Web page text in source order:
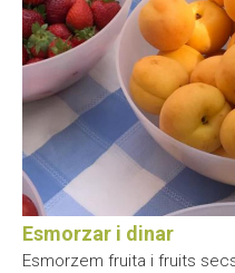
Esmorzar i dinar
Esmorzem fruita i fruits